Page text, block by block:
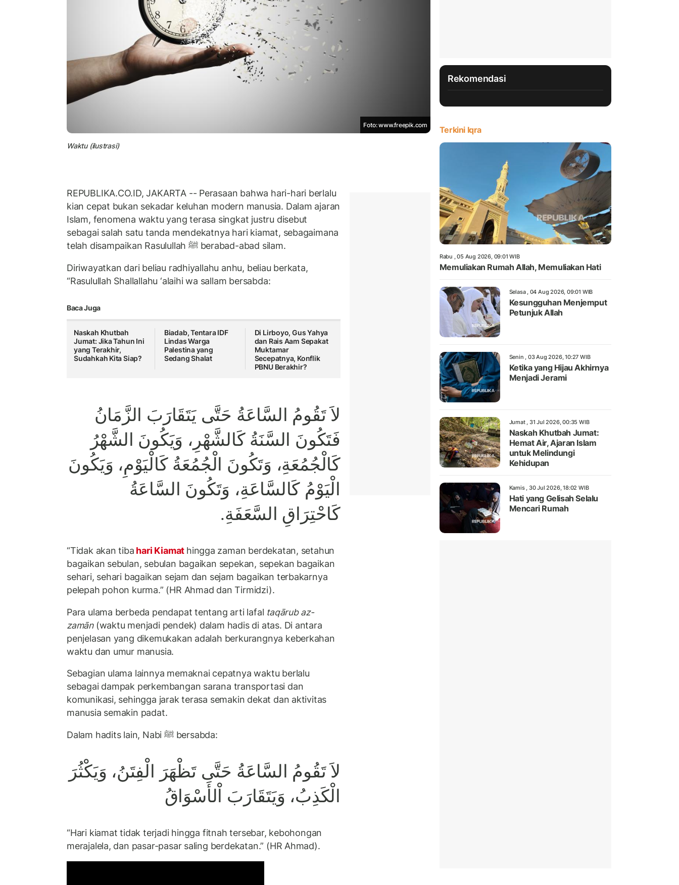
Foto: www.freepik.com
Waktu (ilustrasi)
REPUBLIKA.CO.ID, JAKARTA -- Perasaan bahwa hari-hari berlalu
kian cepat bukan sekadar keluhan modern manusia. Dalam ajaran
Islam, fenomena waktu yang terasa singkat justru disebut
sebagai salah satu tanda mendekatnya hari kiamat, sebagaimana
telah disampaikan Rasulullah ﷺ berabad-abad silam.
Diriwayatkan dari beliau radhiyallahu anhu, beliau berkata,
“Rasulullah Shallallahu ‘alaihi wa sallam bersabda:
Baca Juga
Naskah Khutbah
Jumat: Jika Tahun Ini
yang Terakhir,
Sudahkah Kita Siap?
Biadab, Tentara IDF
Lindas Warga
Palestina yang
Sedang Shalat
Di Lirboyo, Gus Yahya
dan Rais Aam Sepakat
Muktamar
Secepatnya, Konflik
PBNU Berakhir?
لاَ تَقُومُ السَّاعَةُ حَتَّى يَتَقَارَبَ الزَّمَانُ
فَتَكُونَ السَّنَةُ كَالشَّهْرِ، وَيَكُونَ الشَّهْرُ
كَالْجُمُعَةِ، وَتَكُونَ الْجُمُعَةُ كَالْيَوْمِ، وَيَكُونَ
الْيَوْمُ كَالسَّاعَةِ، وَتَكُونَ السَّاعَةُ
كَاحْتِرَاقِ السَّعَفَةِ.
“Tidak akan tiba hari Kiamat hingga zaman berdekatan, setahun
bagaikan sebulan, sebulan bagaikan sepekan, sepekan bagaikan
sehari, sehari bagaikan sejam dan sejam bagaikan terbakarnya
pelepah pohon kurma.” (HR Ahmad dan Tirmidzi).
Para ulama berbeda pendapat tentang arti lafal taqārub az-
zamān(waktu menjadi pendek) dalam hadis di atas. Di antara
penjelasan yang dikemukakan adalah berkurangnya keberkahan
waktu dan umur manusia.
Sebagian ulama lainnya memaknai cepatnya waktu berlalu
sebagai dampak perkembangan sarana transportasi dan
komunikasi, sehingga jarak terasa semakin dekat dan aktivitas
manusia semakin padat.
Dalam hadits lain, Nabi ﷺ bersabda:
لاَ تَقُومُ السَّاعَةُ حَتَّى تَظْهَرَ الْفِتَنُ، وَيَكْثُرَ
الْكَذِبُ، وَيَتَقَارَبَ اْلأَسْوَاقُ
“Hari kiamat tidak terjadi hingga fitnah tersebar, kebohongan
merajalela, dan pasar-pasar saling berdekatan.” (HR Ahmad).
Rekomendasi
Terkini Iqra
Rabu , 05 Aug 2026, 09:01 WIB
Memuliakan Rumah Allah, Memuliakan Hati
Selasa , 04 Aug 2026, 09:01 WIB
Kesungguhan Menjemput
Petunjuk Allah
Senin , 03 Aug 2026, 10:27 WIB
Ketika yang Hijau Akhirnya
Menjadi Jerami
Jumat , 31 Jul 2026, 00:35 WIB
Naskah Khutbah Jumat:
Hemat Air, Ajaran Islam
untuk Melindungi
Kehidupan
Kamis , 30 Jul 2026, 18:02 WIB
Hati yang Gelisah Selalu
Mencari Rumah